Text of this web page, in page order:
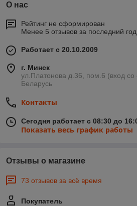
О нас
Рейтинг не сформирован
Менее 5 отзывов за последний год
Работает с 20.10.2009
г. Минск
ул.Платонова д.36, пом.6 (вход
Беларусь
Контакты
Сегодня работает с 08:30 до
Показать весь график работы
Отзывы о магазине
73 отзывов за всё время
Покупатель